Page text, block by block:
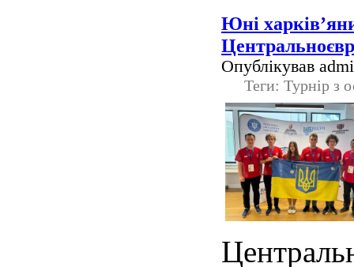
Юні
Опублікував
Теги: Турнір з